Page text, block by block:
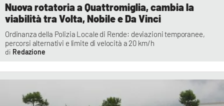
Nuova rotatoria a Quattromiglia, cambia la
viabilità tra Volta, Nobile e Da Vinci
Ordinanza della Polizia Locale di Rende: deviazioni temporanee,
percorsi alternativi e limite di velocità a 20 km/h
Redazione